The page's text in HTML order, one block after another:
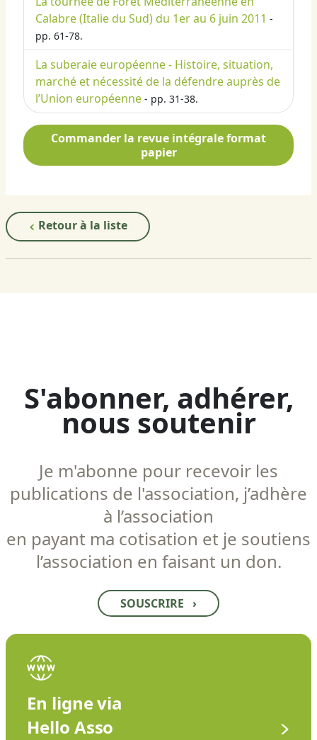
Calabre (Italie du Sud) du 1er au 6 juin 2011 -
pp. 61-78.
La suberaie européenne - Histoire, situation,
marché et nécessité de la défendre auprès de
l’Union européenne - pp. 31-38.
Commander la revue intégrale format
papier
Retour à la liste
S'abonner, adhérer,
nous soutenir
Je m'abonne pour recevoir les
publications de l'association, j’adhère
à l’association
en payant ma cotisation et je soutiens
l’association en faisant un don.
SOUSCRIRE ›
En ligne via
Hello Asso